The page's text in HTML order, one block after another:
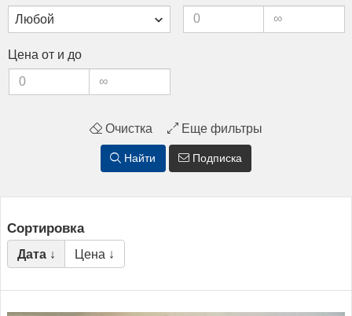
Це­на от и до
Очистка Еще фильтры
Найти Подписка
Сортировка
Дата ↓ Цена ↓